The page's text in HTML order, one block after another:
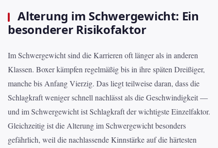
Alterung im Schwergewicht: Ein
besonderer Risikofaktor
Im Schwergewicht sind die Karrieren oft länger als in anderen
Klassen. Boxer kämpfen regelmäßig bis in ihre späten Dreißiger,
manche bis Anfang Vierzig. Das liegt teilweise daran, dass die
Schlagkraft weniger schnell nachlässt als die Geschwindigkeit —
und im Schwergewicht ist Schlagkraft der wichtigste Einzelfaktor.
Gleichzeitig ist die Alterung im Schwergewicht besonders
gefährlich, weil die nachlassende Kinnstärke auf die härtesten